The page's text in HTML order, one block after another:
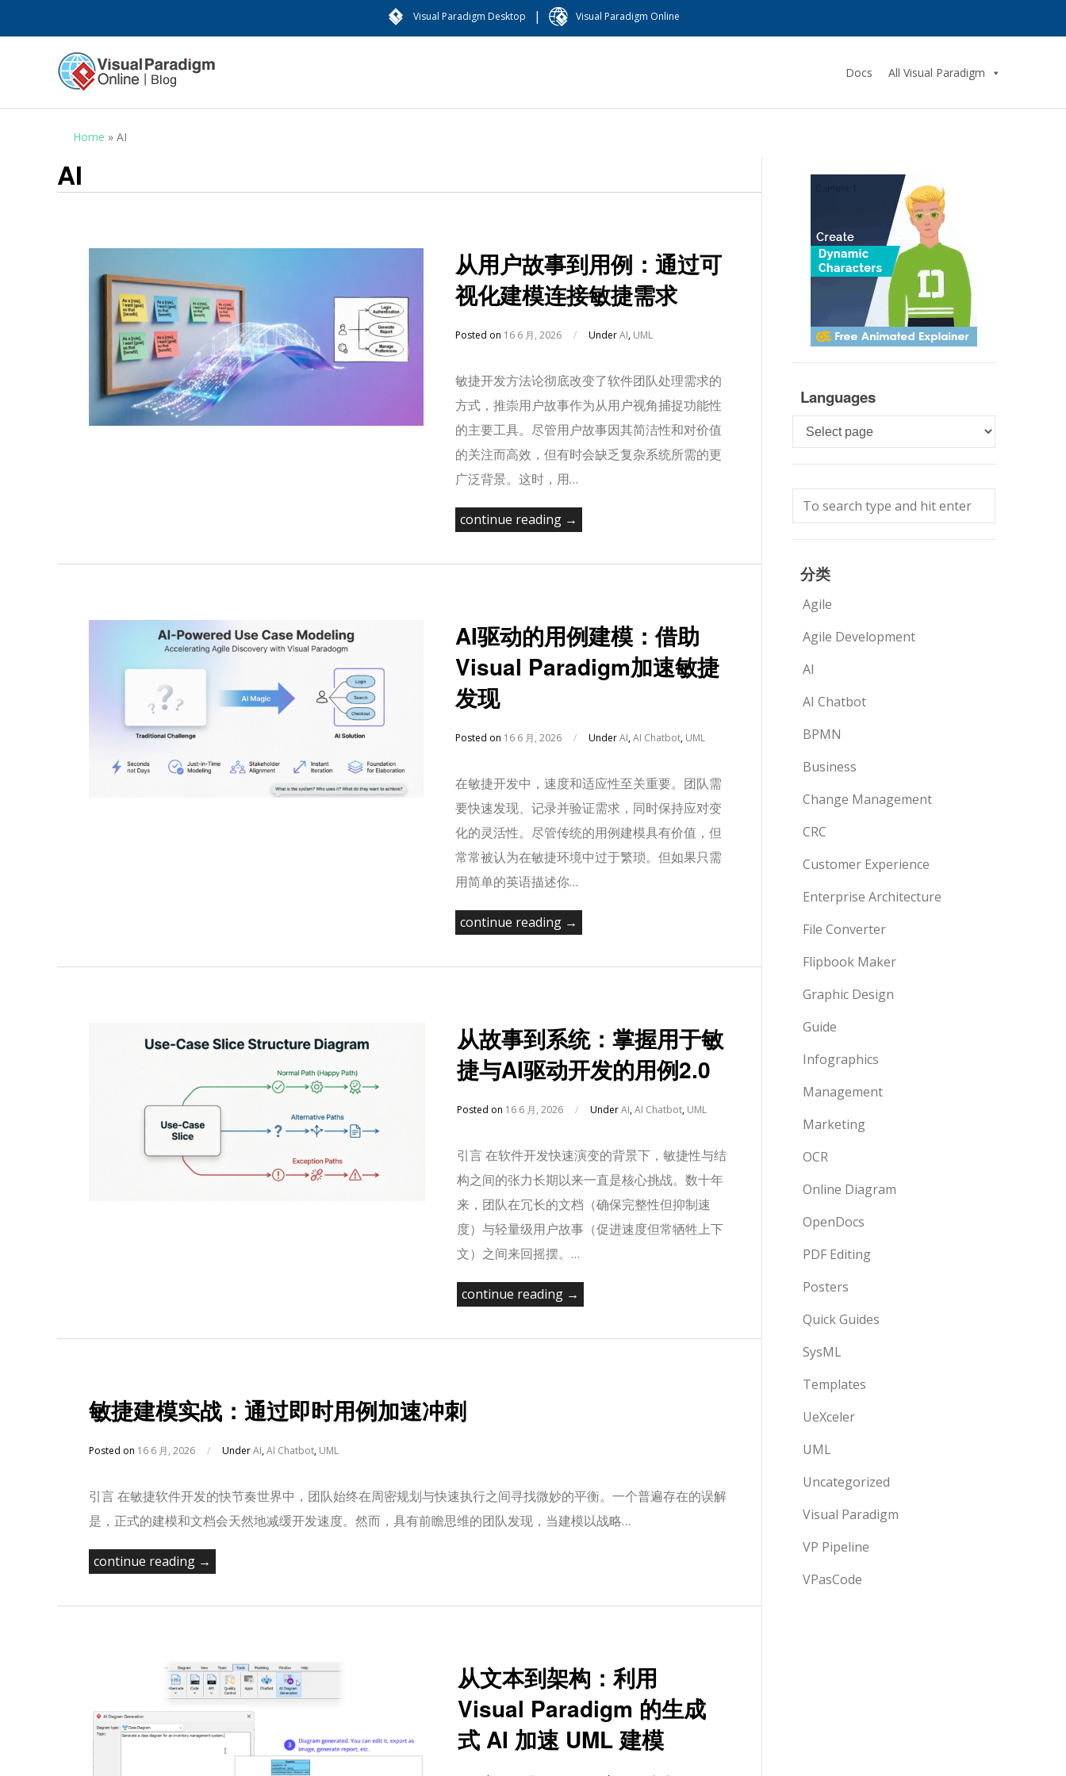
Visual Paradigm Desktop | Visual Paradigm Online
Docs All Visual Paradigm
Home » AI
AI
从用户故事到用例：通过可
视化建模连接敏捷需求
Posted on 16 6 月, 2026 / UnderAI, UML
敏捷开发方法论彻底改变了软件团队处理需求的
方式，推崇用户故事作为从用户视角捕捉功能性
的主要工具。尽管用户故事因其简洁性和对价值
的关注而高效，但有时会缺乏复杂系统所需的更
广泛背景。这时，用…
continue reading →
AI驱动的用例建模：借助
Visual Paradigm加速敏捷
发现
Posted on 16 6 月, 2026 / UnderAI,AI Chatbot, UML
在敏捷开发中，速度和适应性至关重要。团队需
要快速发现、记录并验证需求，同时保持应对变
化的灵活性。尽管传统的用例建模具有价值，但
常常被认为在敏捷环境中过于繁琐。但如果只需
用简单的英语描述你…
continue reading →
从故事到系统：掌握用于敏
捷与AI驱动开发的用例2.0
Posted on 16 6 月, 2026 / UnderAI,AI Chatbot, UML
引言 在软件开发快速演变的背景下，敏捷性与结
构之间的张力长期以来一直是核心挑战。数十年
来，团队在冗长的文档（确保完整性但抑制速
度）与轻量级用户故事（促进速度但常牺牲上下
文）之间来回摇摆。…
continue reading →
敏捷建模实战：通过即时用例加速冲刺
Posted on 16 6 月, 2026 / UnderAI,AI Chatbot, UML
引言 在敏捷软件开发的快节奏世界中，团队始终在周密规划与快速执行之间寻找微妙的平衡。一个普遍存在的误解
是，正式的建模和文档会天然地减缓开发速度。然而，具有前瞻思维的团队发现，当建模以战略…
continue reading →
从文本到架构：利用
Visual Paradigm 的生成
式 AI 加速 UML 建模
Languages
Languages
分类
Agile
Agile Development
AI
AI Chatbot
BPMN
Business
Change Management
CRC
Customer Experience
Enterprise Architecture
File Converter
Flipbook Maker
Graphic Design
Guide
Infographics
Management
Marketing
OCR
Online Diagram
OpenDocs
PDF Editing
Posters
Quick Guides
SysML
Templates
UeXceler
UML
Uncategorized
Visual Paradigm
VP Pipeline
VPasCode